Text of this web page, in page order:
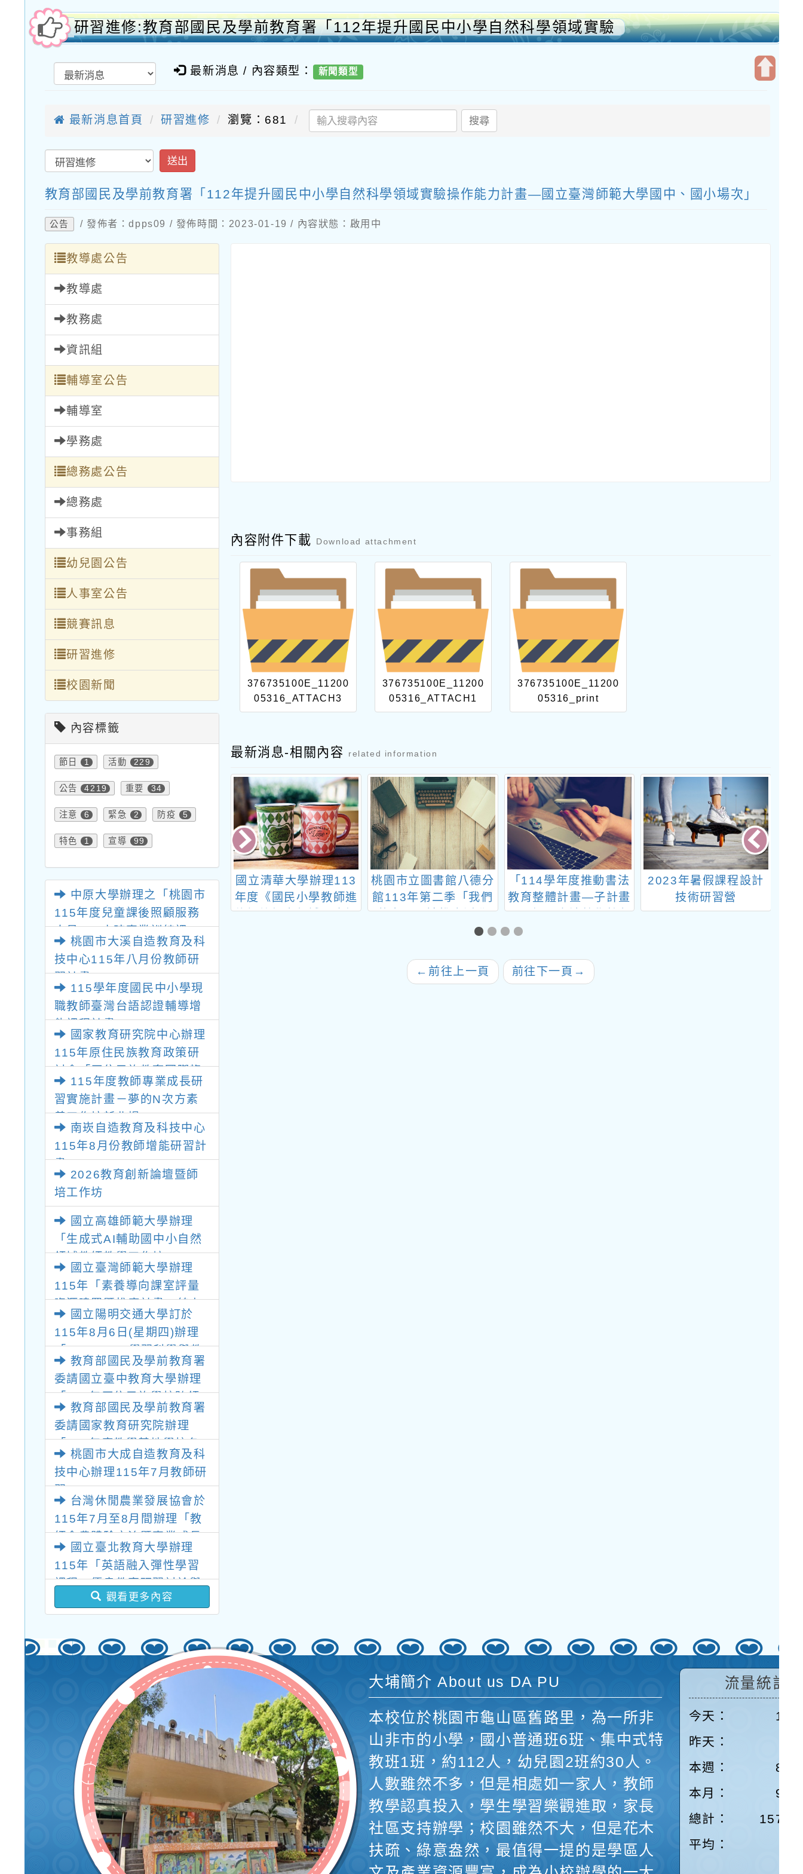
研習進修:教育部國民及學前教育署「112年提升國民中小學自然科學領域實驗
最新消息 / 內容類型： 新聞類型
最新消息首頁 研習進修 瀏覽：681 搜尋
送出
教育部國民及學前教育署「112年提升國民中小學自然科學領域實驗操作能力計畫—國立臺灣師範大學國中、國小場次」
公告 / 發佈者：dpps09 / 發佈時間：2023-01-19 / 內容狀態：啟用中
教導處公告
教導處
教務處
資訊組
輔導室公告
輔導室
學務處
總務處公告
總務處
事務組
幼兒園公告
人事室公告
競賽訊息
研習進修
校園新聞
內容標籤
節日 1 活動 229
公告 4219 重要 34
注意 6 緊急 2 防疫 5
特色 1 宣導 99
中原大學辦理之「桃園市
115年度兒童課後照顧服務
人員180小時專業訓練課
程」
桃園市大溪自造教育及科
技中心115年八月份教師研
習計畫
115學年度國民中小學現
職教師臺灣台語認證輔導增
能課程計畫
國家教育研究院中心辦理
115年原住民族教育政策研
討會「原住民族教育國際趨
勢與發展」
115年度教師專業成長研
習實施計畫－夢的N次方素
養工作坊新北場
南崁自造教育及科技中心
115年8月份教師增能研習計
畫
2026教育創新論壇暨師
培工作坊
國立高雄師範大學辦理
「生成式AI輔助國中小自然
領域教師教學工作坊」
國立臺灣師範大學辦理
115年「素養導向課室評量
資源建置暨推廣計畫」線上
專題講座
國立陽明交通大學訂於
115年8月6日(星期四)辦理
「2026 K-12學習科學與教
育創新研討會」
教育部國民及學前教育署
委請國立臺中教育大學辦理
「115年原住民族學校跨領
域議題教師增能工作坊」
教育部國民及學前教育署
委請國家教育研究院辦理
「115年度教學基地學校各
領域教師暑假共同備課研
習」
桃園市大成自造教育及科
技中心辦理115年7月教師研
習
台灣休閒農業發展協會於
115年7月至8月間辦理「教
師食農體驗交流暨專業成長
研習」活動
國立臺北教育大學辦理
115年「英語融入彈性學習
課程」優良教案研習討論與
分享線上研習觀看更多內容
內容附件下載 Download attachment
376735100E_11200
05316_ATTACH3
376735100E_11200
05316_ATTACH1
376735100E_11200
05316_print
最新消息-相關內容 related information
知國立高雄師
理之「『客華
』國民小學推
課程計畫」
桃園市南崁自造教育及
科技中心115年5月份
教師增能研習計畫
國立清華大學辦理113
年度《國民小學教師進
修加註語文領域閩南語
桃園市立圖書館八德分
館113年第二季「我們
的島」閱讀推廣活動
「114學年度推動書法
教育整體計畫—子計畫
二：設置書法教學特色
學校」書法教學師資專
2023年暑假課程設計
技術研習營
← 前往上一頁 前往下一頁 →
大埔簡介 About us DA PU
本校位於桃園市龜山區舊路里，為一所非
山非市的小學，國小普通班6班、集中式特
教班1班，約112人，幼兒園2班約30人。
人數雖然不多，但是相處如一家人，教師
教學認真投入，學生學習樂觀進取，家長
社區支持辦學；校園雖然不大，但是花木
扶疏、綠意盎然，最值得一提的是學區人
流量統計
今天：
昨天：
本週：
本月：
總計：
平均：